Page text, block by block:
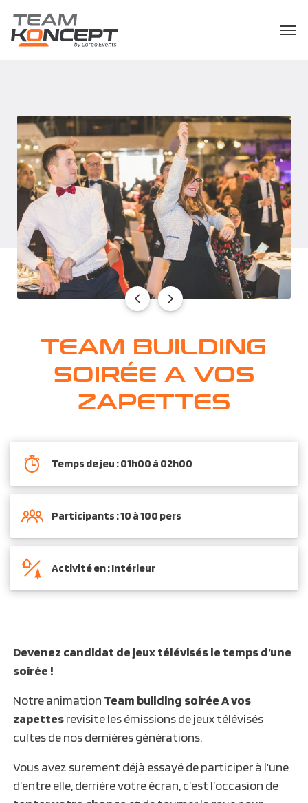
TEAM BUILDING
SOIRÉE A VOS
ZAPETTES
Temps de jeu : 01h00 à 02h00
Participants : 10 à 100 pers
Activité en : Intérieur
Devenez candidat de jeux télévisés le temps d’une
soirée !
Notre animation Team building soirée A vos
zapettesrevisite les émissions de jeux télévisés
cultes de nos dernières générations.
Vous avez surement déjà essayé de participer à l’une
d’entre elle, derrière votre écran, c’est l’occasion de